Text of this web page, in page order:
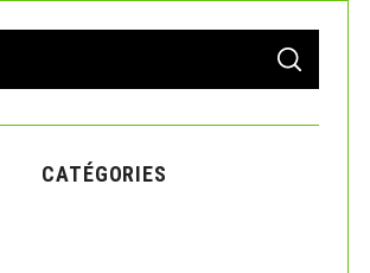
S
A
C
CATÉGORIES